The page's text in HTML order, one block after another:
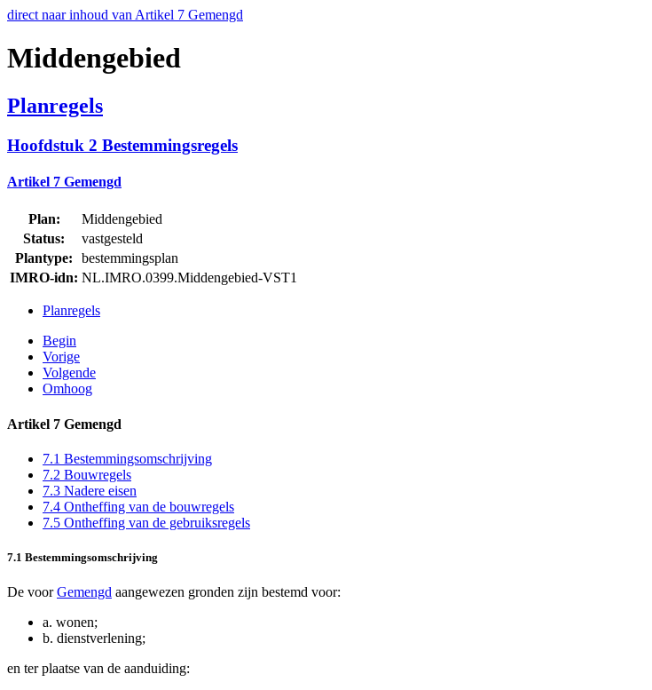
direct naar inhoud van Artikel 7 Gemengd
Middengebied
Planregels
Hoofdstuk 2 Bestemmingsregels
Artikel 7 Gemengd
Plan:
Middengebied
Status:
vastgesteld
Plantype:
bestemmingsplan
IMRO-idn: NL.IMRO.0399.Middengebied-VST1
Planregels
Begin
Vorige
Volgende
Omhoog
Artikel 7 Gemengd
7.1 Bestemmingsomschrijving
7.2 Bouwregels
7.3 Nadere eisen
7.4 Ontheffing van de bouwregels
7.5 Ontheffing van de gebruiksregels
7.1 Bestemmingsomschrijving
De voorGemengd aangewezen gronden zijn bestemd voor:
a. wonen;
b. dienstverlening;
en ter plaatse van de aanduiding: